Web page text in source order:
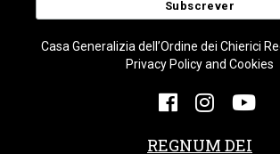
Casa Generalizia dell’Ordine dei Chierici
Privacy Policy and Cookies
REGNUM DEI